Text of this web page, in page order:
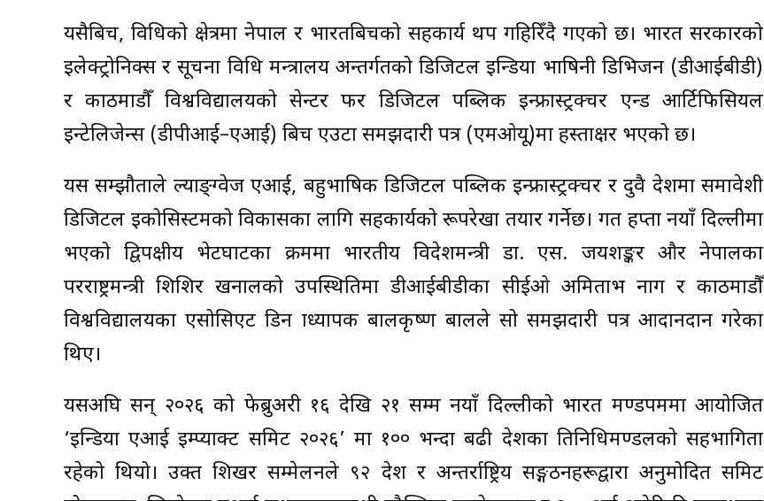
यसैबिच, प्रविधिको क्षेत्रमा नेपाल र भारतबिचको सहकार्य थप गहिरिँदै गएको छ। भारत सरकारको
इलेक्ट्रोनिक्स र सूचना प्रविधि मन्त्रालय अन्तर्गतको डिजिटल इन्डिया भाषिनी डिभिजन (डीआईबीडी)
र काठमाडौँ विश्वविद्यालयको सेन्टर फर डिजिटल पब्लिक इन्फ्रास्ट्रक्चर एन्ड आर्टिफिसियल
इन्टेलिजेन्स (डीपीआई–एआई) बिच एउटा समझदारी पत्र (एमओयू)मा हस्ताक्षर भएको छ।
यस सम्झौताले ल्याङ्ग्वेज एआई, बहुभाषिक डिजिटल पब्लिक इन्फ्रास्ट्रक्चर र दुवै देशमा समावेशी
डिजिटल इकोसिस्टमको विकासका लागि सहकार्यको रूपरेखा तयार गर्नेछ। गत हप्ता नयाँ दिल्लीमा
भएको द्विपक्षीय भेटघाटका क्रममा भारतीय विदेशमन्त्री डा. एस. जयशङ्कर और नेपालका
परराष्ट्रमन्त्री शिशिर खनालको उपस्थितिमा डीआईबीडीका सीईओ अमिताभ नाग र काठमाडौँ
विश्वविद्यालयका एसोसिएट डिन प्राध्यापक बालकृष्ण बालले सो समझदारी पत्र आदानप्रदान गरेका
थिए।
यसअघि सन् २०२६ को फेब्रुअरी १६ देखि २१ सम्म नयाँ दिल्लीको भारत मण्डपममा आयोजित
‘इन्डिया एआई इम्प्याक्ट समिट २०२६’ मा १०० भन्दा बढी देशका प्रतिनिधिमण्डलको सहभागिता
रहेको थियो। उक्त शिखर सम्मेलनले ९२ देश र अन्तर्राष्ट्रिय सङ्गठनहरूद्वारा अनुमोदित समिट